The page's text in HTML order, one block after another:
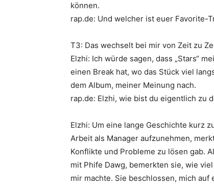
können.
rap.de: Und welcher ist euer Favorite-
T3: Das wechselt bei mir von Zeit zu
Elzhi: Ich würde sagen, dass „Stars“
einen Break hat, wo das Stück viel
dem Album, meiner Meinung nach.
rap.de: Elzhi, wie bist du eigentlich zu
Elzhi: Um eine lange Geschichte kurz
Arbeit als Manager aufzunehmen,
Konflikte und Probleme zu lösen gab.
mit Phife Dawg, bemerkten sie, wie
mir machte. Sie beschlossen, mich